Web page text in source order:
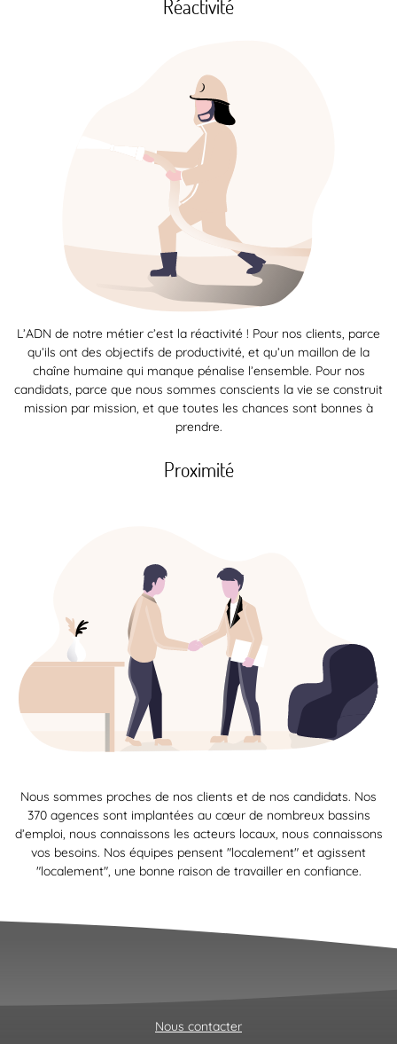
Réactivité
L’ADN de notre métier c’est la réactivité ! Pour nos clients, parce
qu’ils ont des objectifs de productivité, et qu’un maillon de la
chaîne humaine qui manque pénalise l’ensemble. Pour nos
candidats, parce que nous sommes conscients la vie se construit
mission par mission, et que toutes les chances sont bonnes à
prendre.
Proximité
Nous sommes proches de nos clients et de nos candidats. Nos
370 agences sont implantées au cœur de nombreux bassins
d’emploi, nous connaissons les acteurs locaux, nous connaissons
vos besoins. Nos équipes pensent "localement" et agissent
"localement", une bonne raison de travailler en confiance.
Nous contacter